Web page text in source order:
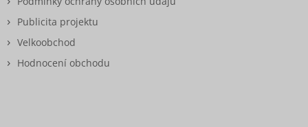
Publicita projektu
Velkoobchod
Hodnocení obchodu